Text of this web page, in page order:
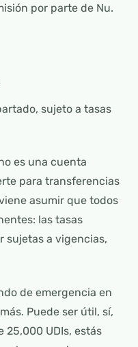
por parte de Nu.
sujeto a tasas
es una cuenta
para transferencias
asumir que todos
las tasas
sujetas a vigencias,
de emergencia en
Puede ser útil, sí,
25,000 UDIs, estás